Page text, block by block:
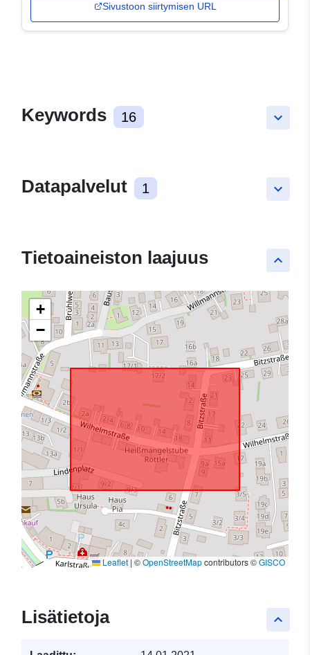
Sivustoon siirtymisen URL
keyboard_arrow_down
Keywords 16
keyboard_arrow_down
Datapalvelut 1
keyboard_arrow_up
Tietoaineiston laajuus
+
−
Leaflet | ©OpenStreetMapcontributors ©GISCO
keyboard_arrow_up
Lisätietoja